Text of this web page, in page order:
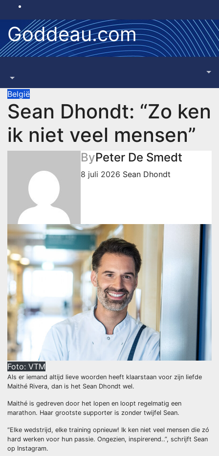
content
Goddeau.com
België
Sean Dhondt: “Zo ken
ik niet veel mensen”
ByPeter De Smedt
8 juli 2026 Sean Dhondt
Foto: VTM
Als er iemand altijd lieve woorden heeft klaarstaan voor zijn liefde
Maithé Rivera, dan is het Sean Dhondt wel.
Maithé is gedreven door het lopen en loopt regelmatig een
marathon. Haar grootste supporter is zonder twijfel Sean.
“Elke wedstrijd, elke training opnieuw! Ik ken niet veel mensen die zó
hard werken voor hun passie. Ongezien, inspirerend..”, schrijft Sean
op Instagram.